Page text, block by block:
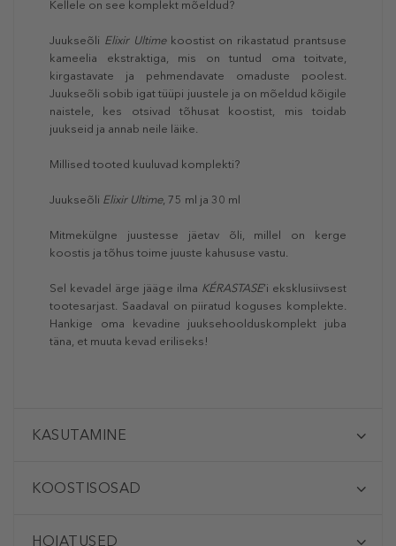
Kellele on see komplekt mõeldud?
Juukseõli Elixir Ultimekoostist on rikastatud prantsuse
kameelia ekstraktiga, mis on tuntud oma toitvate,
kirgastavate ja pehmendavate omaduste poolest.
Juukseõli sobib igat tüüpi juustele ja on mõeldud kõigile
naistele, kes otsivad tõhusat koostist, mis toidab
juukseid ja annab neile läike.
Millised tooted kuuluvad komplekti?
Juukseõli Elixir Ultime, 75 ml ja 30 ml
Mitmekülgne juustesse jäetav õli, millel on kerge
koostis ja tõhus toime juuste kahususe vastu.
Sel kevadel ärge jääge ilma KÉRASTASE’i eksklusiivsest
tootesarjast. Saadaval on piiratud koguses komplekte.
Hankige oma kevadine juuksehoolduskomplekt juba
täna, et muuta kevad eriliseks!
KASUTAMINE
KOOSTISOSAD
HOIATUSED